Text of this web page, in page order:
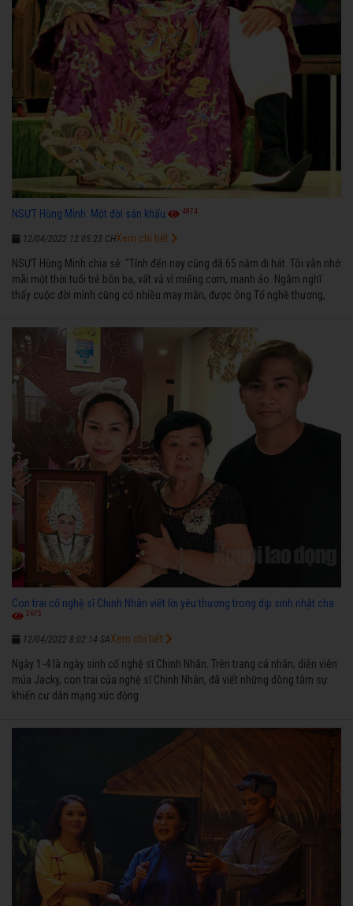
NSƯT Hùng Minh: Một đời sân khấu 4874
12/04/2022 12:05:23 CH
NSƯT Hùng Minh chia sẻ: “Tính đến nay cũng đã 65 năm đi hát. Tôi vẫn nhớ
mãi một thời tuổi trẻ bôn ba, vất vả vì miếng cơm, manh áo. Ngẫm nghĩ
thấy cuộc đời mình cũng có nhiều may mắn, được ông Tổ nghề thương,
ngược nhận được những cơ may để từng bước thành danh với nghiệp ca
diễn”.
Xem chi tiết
Con trai cố nghệ sĩ Chinh Nhân viết lời yêu thương trong dịp sinh nhật cha
3675
12/04/2022 8:02:14 SA
Ngày 1-4 là ngày sinh cố nghệ sĩ Chinh Nhân. Trên trang cá nhân, diễn viên
múa Jacky, con trai của nghệ sĩ Chinh Nhân, đã viết những dòng tâm sự
khiến cư dân mạng xúc động
Xem chi tiết